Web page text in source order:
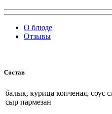
О блюде
Отзывы
Состав
балык, курица копченая, соус
сыр пармезан